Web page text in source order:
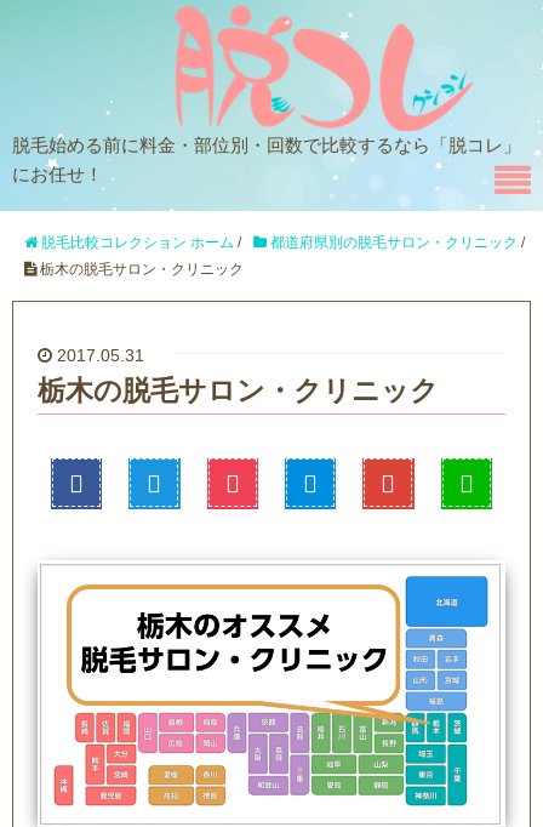
脱毛始める前に料金・部位別・回数で比較するなら「脱コレ」
にお任せ！
脱毛比較コレクション ホーム / 都道府県別の脱毛サロン・クリニック /
栃木の脱毛サロン・クリニック
2017.05.31
栃木の脱毛サロン・クリニック